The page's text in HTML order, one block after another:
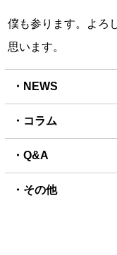
僕も参ります。よろ
思います。
NEWS
コラム
Q&A
その他